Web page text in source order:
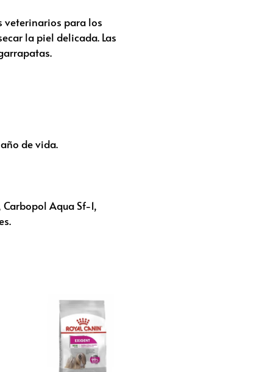
veterinarios para los
la piel delicada. Las
de vida.
Aqua Sf-1,